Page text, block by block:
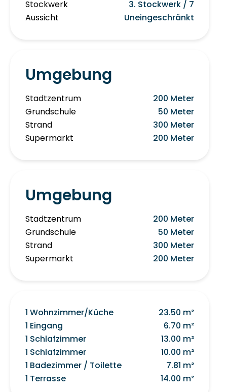
Stockwerk
3. Stockwerk / 7
Aussicht
Uneingeschränkt
Umgebung
Stadtzentrum
200 Meter
Grundschule
50 Meter
Strand
300 Meter
Supermarkt
200 Meter
Umgebung
Stadtzentrum
200 Meter
Grundschule
50 Meter
Strand
300 Meter
Supermarkt
200 Meter
1 Wohnzimmer/Küche
23.50 m²
1 Eingang
6.70 m²
1 Schlafzimmer
13.00 m²
1 Schlafzimmer
10.00 m²
1 Badezimmer / Toilette
7.81 m²
1 Terrasse
14.00 m²